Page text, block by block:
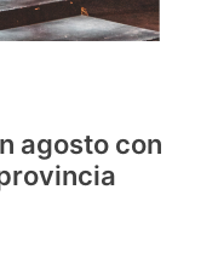
agosto con